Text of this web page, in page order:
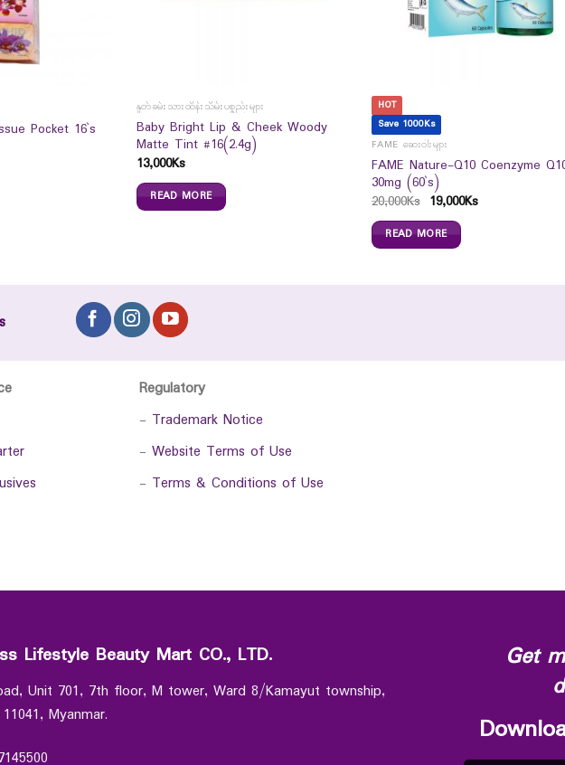
Pocket 16`s
နှုတ်ခမ်းသားထိန်းသိမ်းပစ္စည်းများ
Baby Bright Lip & Cheek Woody
Matte Tint #16(2.4g)
13,000Ks
READ MORE
HOT
Save 1000Ks
FAME ဆေးဝါးများ
FAME Nature-Q10 Coenzyme
30mg (60`s)
20,000Ks 19,000Ks
READ MORE
Regulatory
- Trademark Notice
- Website Terms of Use
- Terms & Conditions of Use
Lifestyle Beauty Mart CO., LTD.
Unit 701, 7th floor, M tower, Ward 8/Kamayut township,
Myanmar.
Get